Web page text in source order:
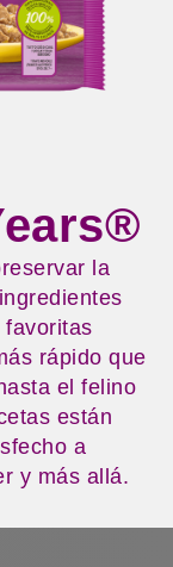
la
favoritas
rápido que
el felino
están
a
y más allá.